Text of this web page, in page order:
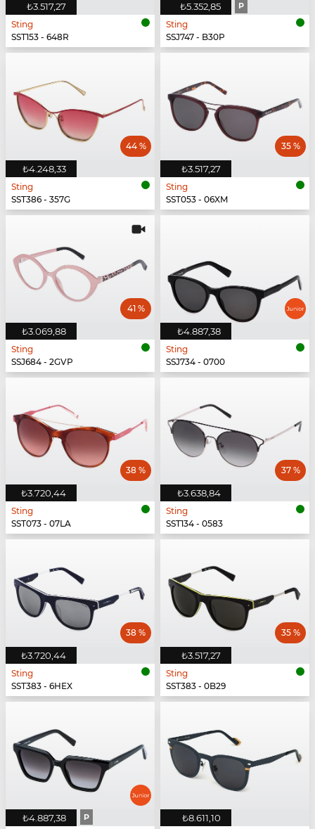
₺3.517,27
Sting
SST153 - 648R
₺5.352,85 P
Sting
SSJ747 - B30P
₺4.248,33
44 %
Sting
SST386 - 357G
₺3.517,27
35 %
Sting
SST053 - 06XM
₺3.069,88
41 %
Sting
SSJ684 - 2GVP
₺4.887,38
Sting
SSJ734 - 0700
₺3.720,44
38 %
Sting
SST073 - 07LA
₺3.638,84
37 %
Sting
SST134 - 0583
₺3.720,44
38 %
Sting
SST383 - 6HEX
₺3.517,27
35 %
Sting
SST383 - 0B29
₺4.887,38 P ₺8.611,10